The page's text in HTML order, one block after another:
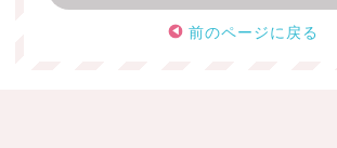
・本人確認
・サービスの開発・改善のための分析
前のページに戻る